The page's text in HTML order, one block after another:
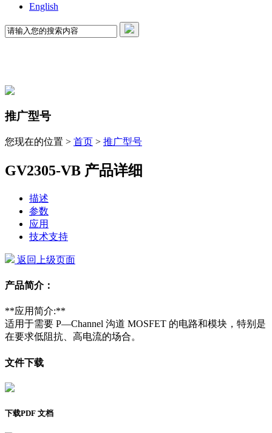
English
推广型号
您现在的位置 > 首页 > 推广型号
GV2305-VB 产品详细
描述
参数
应用
技术支持
返回上级页面
产品简介：
**应用简介:**
适用于需要 P—Channel 沟道 MOSFET 的电路和模块，特别是
在要求低阻抗、高电流的场合。
文件下载
下载PDF 文档